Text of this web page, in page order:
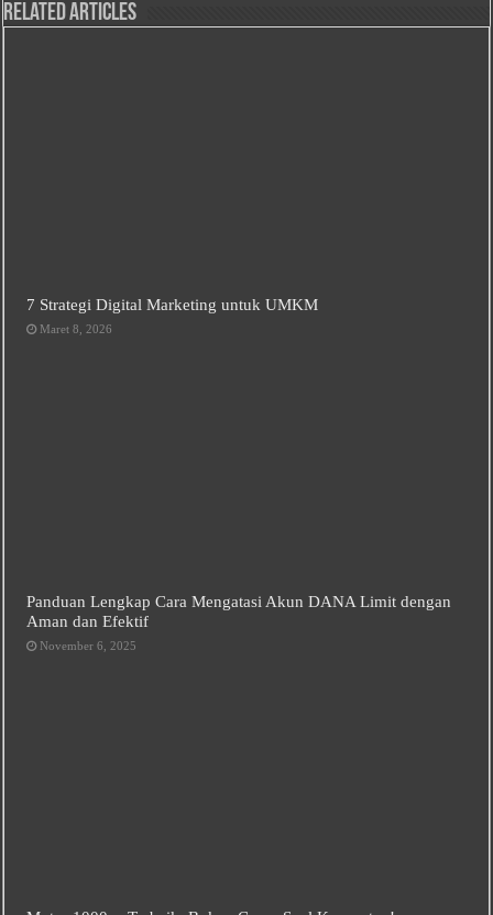
Related Articles
7 Strategi Digital Marketing untuk UMKM
Maret 8, 2026
Panduan Lengkap Cara Mengatasi Akun DANA Limit dengan
Aman dan Efektif
November 6, 2025